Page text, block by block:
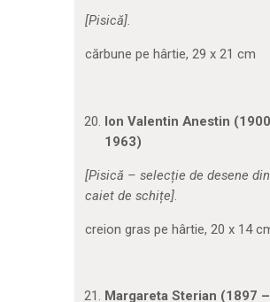
[Pisică].
cărbune pe hârtie, 29 x 21 cm
Ion Valentin Anestin
1963)
[Pisică – selecție de desene
caiet de schițe].
creion gras pe hârtie, 20 x 14
Margareta Sterian (1897